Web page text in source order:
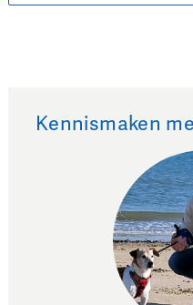
Kennismaken